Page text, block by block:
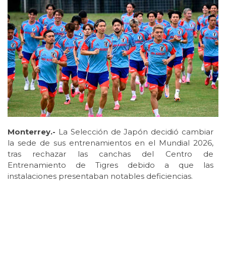
Monterrey.- La Selección de Japón decidió cambiar
la sede de sus entrenamientos en el Mundial 2026,
tras rechazar las canchas del Centro de
Entrenamiento de Tigres debido a que las
instalaciones presentaban notables deficiencias.